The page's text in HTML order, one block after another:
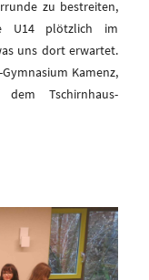
zu bestreiten,
U14 plötzlich im
uns dort erwartet.
Kamenz,
Tschirnhaus-